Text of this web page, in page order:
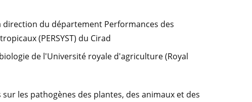
du département Performances des
(PERSYST) du Cirad
de l'Université royale d'agriculture (Royal
les pathogènes des plantes, des animaux et des